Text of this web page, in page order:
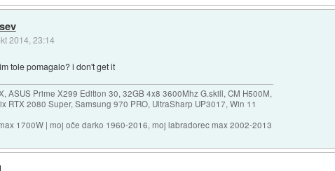
2014, 23:14
tole pomagalo? i don't get it
ASUS Prime X299 Edition 30, 32GB 4x8 3600Mhz G.skill, CM H500M,
RTX 2080 Super, Samsung 970 PRO, UltraSharp UP3017, Win 11
1700W | moj oče darko 1960-2016, moj labradorec max 2002-2013